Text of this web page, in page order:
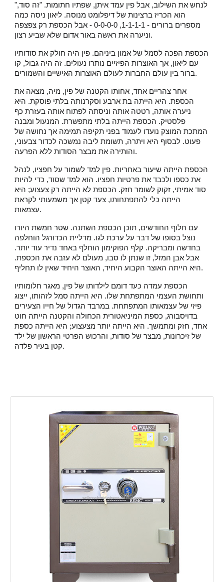
לנחש את השילוב, אבל פין עמד איתן, שפתיו חתומות. "זה סוד,"
הוא הכריז ברצינות של דיפלומט מנוסה. ליאון ניסה כמה
מספרים ברורים - 1-1-1-1, 0-0-0-0 - אבל הכספת רק צפצפה
וניערה את ראשה באור אדום שלא שביע רצון.
הכספת הפכה לסמל של אמון ביניהם. פין היה חולק את סודותיו
עם ליאון, אך האוצרות הפיזיים נותרו נעולים. זה היה גבול, קו
ברור בין עולם החברות לעולם האוצרות האישיים והשמורים.
אחר צהריים אחד, אחותו הקטנה של פין, מיה, מצאה את
הכספת. היא הייתה בת ארבע וסקרנותה בלתי פוסקת. היא
ניערה אותה, רטטה אותה וניסתה לפתוח אותה בעזרת כף
פלסטיק. הכספת הייתה בלתי מתפשרת. המנעול ומבנה
המתכת המוצק נועדו לעמוד בפני תקיפה תמימה אך נחושה של
פעוט. לבסוף היא ויתרה, תשומת ליבה נמשכה לכדור צבעוני,
והותירה את מבצר הסודות ללא הפרעה.
הכספת הייתה שיעור באחריות. פין למד לשמור על חפציו, לנהל
את כספו ולכבד את פרטיות חפציו. הוא למד שסוד, כדי להיות
סוד אמיתי, זקוק לשומר חזק. הכספת לא הייתה רק צעצוע; היא
הייתה כלי להתפתחותו, צעד קטן אך משמעותי לקראת
עצמאות.
עם חלוף החודשים, תוכן הכספת השתנה. שטר חמשת היורו
נוצל בסופו של דבר על ערכת לגו. מדליית הכדורגל הוחלפה
בחדשה ומבריקה. קלף הפוקימון הוחלף באחד נדיר עוד יותר.
אבל אבן המזל, זו שנתן לו סבו, מעולם לא עזבה את הכספת.
היא הייתה האוצר הקבוע היחיד, האוצר היחיד שאין לו תחליף.
הכספת עמדה כעד דומם לילדותו של פין, מאגר חלומותיו
ותחושת העצמי המתפתחת שלו. היא הייתה סמל לזהותו, ייצוג
פיזי של עצמאותו המתפתחת. במרבד הגדול של חייו הצעירים
בדויסבורג, כספת המיניאטורית הכחולה והקטנה הייתה חוט
אחד, חזק ומתמשך. היא הייתה יותר מצעצוע; היא הייתה כספת
של זיכרונות, מבצר של סודות, והרכוש הפרטי הראשון של ילד
קטן בעיר פלדה.